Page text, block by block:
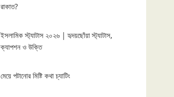
রাকাত?
ইসলামিক স্ট্যাটাস ২০২৬ | হৃদয়ছোঁয়া স্ট্যাটাস,
ক্যাপশন ও উক্তি
মেয়ে পটানোর মিষ্টি কথা চ্যাটিং